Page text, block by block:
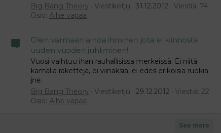
Big Bang Theory
Viestiketju 31.12.2012
Viestiä: 74
Osio: Aihe vapaa
Olen varmaan ainoa ihminen jota ei kiinnosta
uuden vuoden juhliminen!
Vuosi vaihtuu ihan rauhallisissa merkeissä. Ei niitä
kamalia raketteja, ei viinaksia, ei edes erikoisia ruokia
jne.
Big Bang Theory
Viestiketju 29.12.2012
Viestiä: 22
Osio: Aihe vapaa
See more